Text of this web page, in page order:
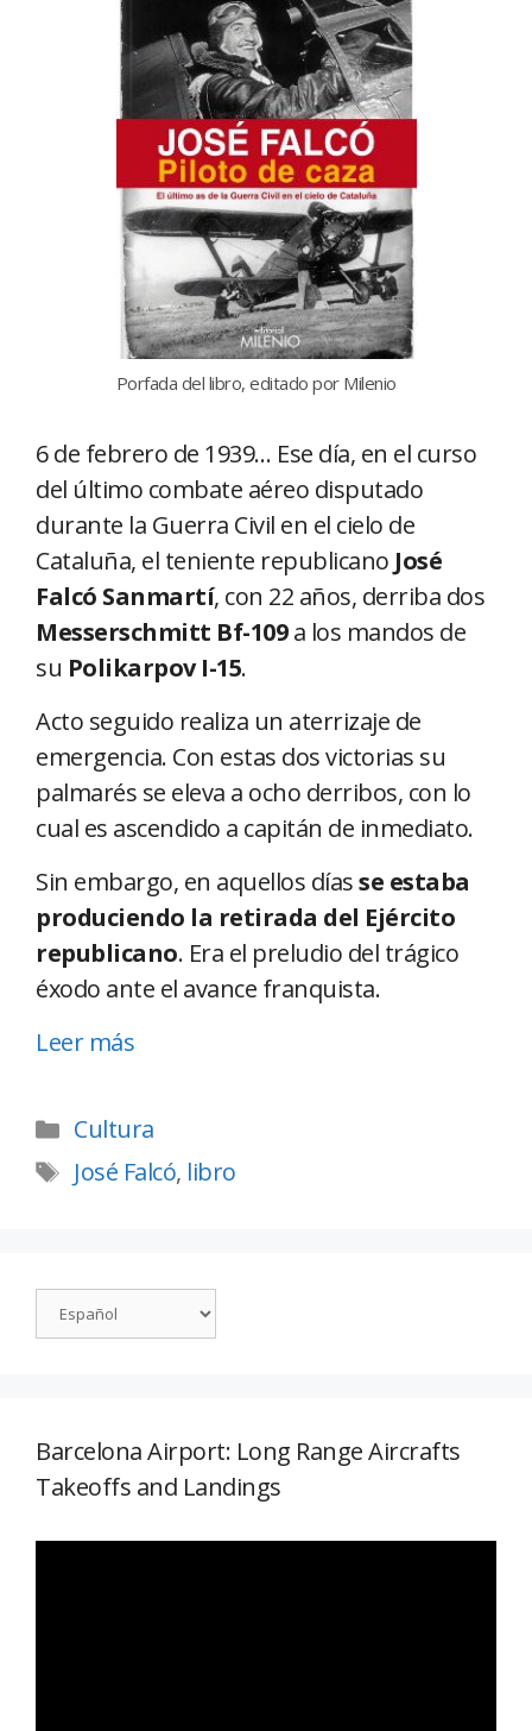
Porfada del libro, editado por Milenio
6 de febrero de 1939… Ese día, en el curso
del último combate aéreo disputado
durante la Guerra Civil en el cielo de
Cataluña, el teniente republicano José
Falcó Sanmartí, con 22 años, derriba dos
Messerschmitt Bf-109a los mandos de
su Polikarpov I-15.
Acto seguido realiza un aterrizaje de
emergencia. Con estas dos victorias su
palmarés se eleva a ocho derribos, con lo
cual es ascendido a capitán de inmediato.
Sin embargo, en aquellos díasse estaba
produciendo la retirada del Ejército
republicano. Era el preludio del trágico
éxodo ante el avance franquista.
Leer más
Cultura
José Falcó, libro
Barcelona Airport: Long Range Aircrafts
Takeoffs and Landings